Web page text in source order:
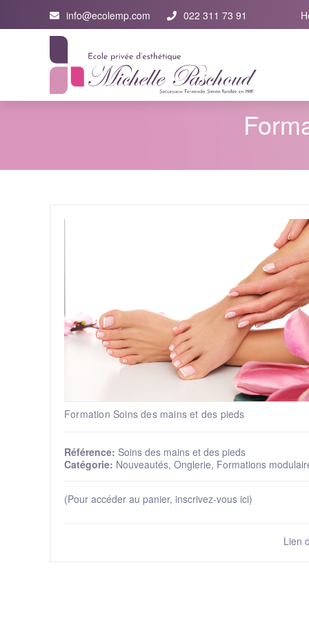
info@ecolemp.com 022 311 73 91
Formation Soins des mains et des pieds
Référence: Soins des mains et des pieds
Catégorie: Nouveautés, Onglerie, Formations
(Pour accéder au panier, inscrivez-vous ici)
Lien